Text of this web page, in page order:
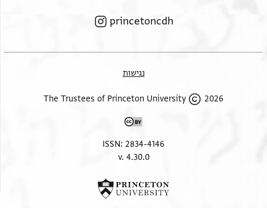
אן טאעה אלכאלק לא תע[. .] //אלא// במשקה ושלום רב
princetoncdh
נגישות
2026 The Trustees of Princeton University
ISSN: 2834-4146
v. 4.30.0